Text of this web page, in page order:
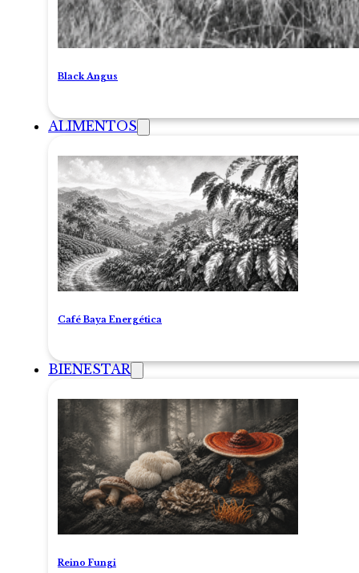
Black Angus
ALIMENTOS
Café Baya Energética
BIENESTAR
Reino Fungi